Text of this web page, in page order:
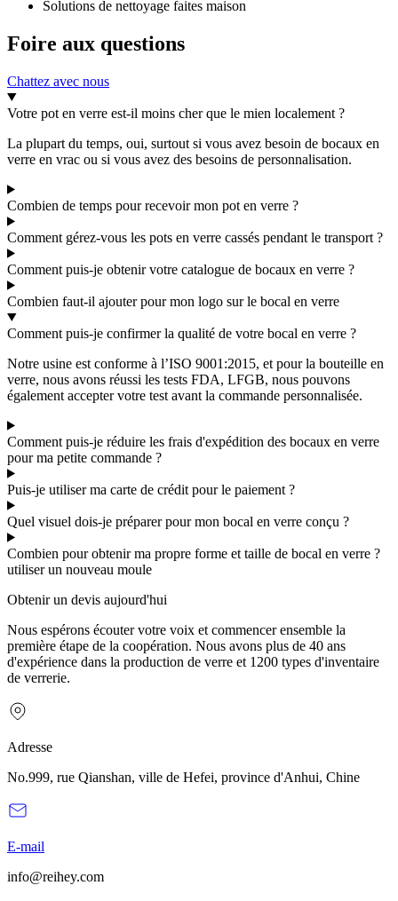
Solutions de nettoyage faites maison
Foire aux questions
Chattez avec nous
Votre pot en verre est-il moins cher que le mien localement ?
La plupart du temps, oui, surtout si vous avez besoin de bocaux en
verre en vrac ou si vous avez des besoins de personnalisation.
Combien de temps pour recevoir mon pot en verre ?
Comment gérez-vous les pots en verre cassés pendant le transport ?
Comment puis-je obtenir votre catalogue de bocaux en verre ?
Combien faut-il ajouter pour mon logo sur le bocal en verre
Comment puis-je confirmer la qualité de votre bocal en verre ?
Notre usine est conforme à l’ISO 9001:2015, et pour la bouteille en
verre, nous avons réussi les tests FDA, LFGB, nous pouvons
également accepter votre test avant la commande personnalisée.
Comment puis-je réduire les frais d'expédition des bocaux en verre
pour ma petite commande ?
Puis-je utiliser ma carte de crédit pour le paiement ?
Quel visuel dois-je préparer pour mon bocal en verre conçu ?
Combien pour obtenir ma propre forme et taille de bocal en verre ?
utiliser un nouveau moule
Obtenir un devis aujourd'hui
Nous espérons écouter votre voix et commencer ensemble la
première étape de la coopération. Nous avons plus de 40 ans
d'expérience dans la production de verre et 1200 types d'inventaire
de verrerie.
Adresse
No.999, rue Qianshan, ville de Hefei, province d'Anhui, Chine
E-mail
info@reihey.com